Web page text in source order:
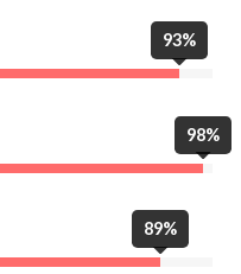
93%
98%
89%